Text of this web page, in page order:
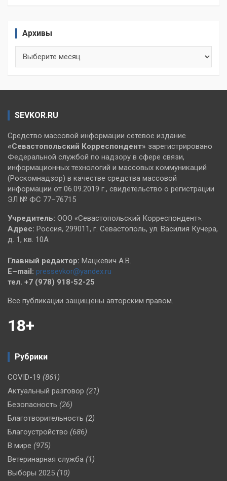
Архивы
SEVKOR.RU
Средство массовой информации сетевое издание
«Севастопольский Корреспондент» зарегистрировано
Федеральной службой по надзору в сфере связи,
информационных технологий и массовых коммуникаций
(Роскомнадзор) в качестве средства массовой
информации от 06.09.2019 г., свидетельство о регистрации
ЭЛ № ФС 77–76715
Учредитель: ООО «Севастопольский Корреспондент».
Адрес: Россия, 299011, г. Севастополь, ул. Василия Кучера,
д. 1, кв. 10А
Главный редактор: Мацкевич А.В.
E–mail: pressevkor@yandex.ru
тел. +7 (978) 918-52-25
Все публикации защищены авторским правом.
18+
Рубрики
COVID-19 (861)
Актуальный разговор (21)
Безопасность (26)
Благотворительность (2)
Благоустройство (686)
В мире (975)
Ветеринарная служба (1)
Выборы 2025 (10)